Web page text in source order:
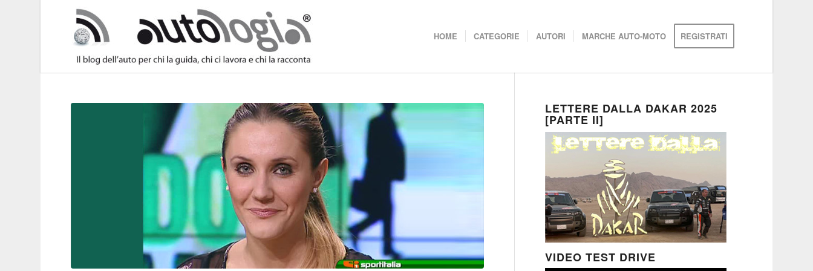
HOME CATEGORIE AUTORI MARCHE AUTO-MOTO REGISTRATI
LETTERE DALLA DAKAR 2025
[PARTE II]
VIDEO TEST DRIVE